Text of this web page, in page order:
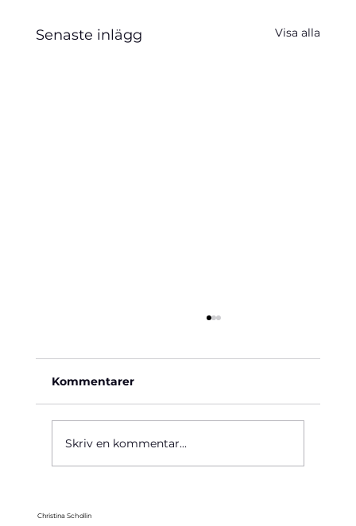
Senaste inlägg Visa alla
Kommentarer
Skriv en kommentar...
Christina Schollin